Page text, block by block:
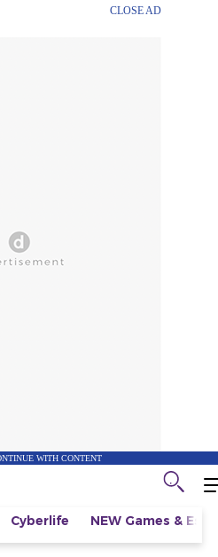
CLOSE AD
WITH CONTENT
Cyberlife NEW Games &